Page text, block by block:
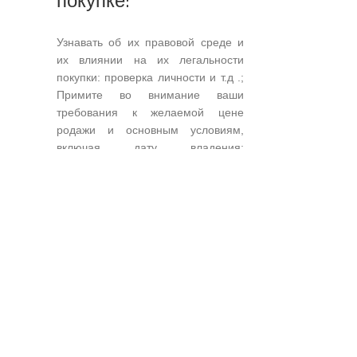
Узнавать об их правовой среде и
их влиянии на их легальности
покупки: проверка личности и т.д .;
Примите во внимание ваши
требования к желаемой цене
родажи и основным условиям,
включая дату владения;